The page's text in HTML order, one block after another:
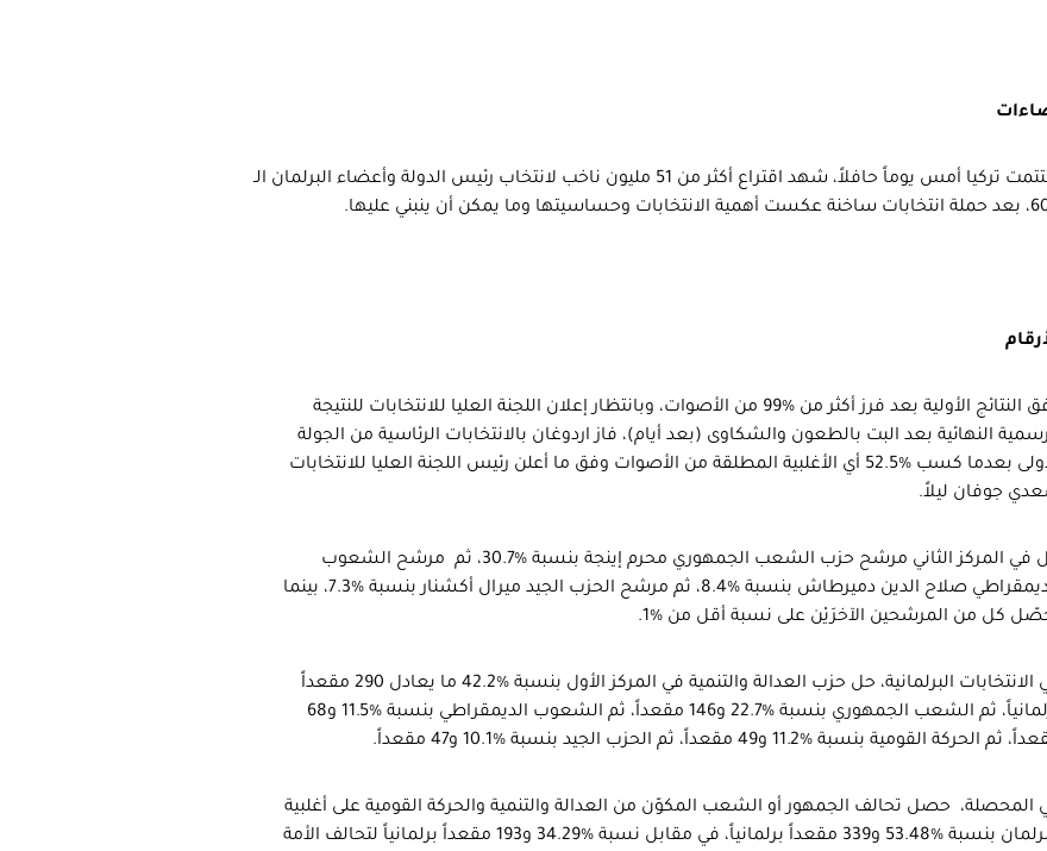
اختتمت تركيا أمس يوماً حافلاً، شهد اقتراع أكثر من 51 مليون ناخب لانتخاب رئيس الدولة وأعضاء البرلمان الـ
وحساسيتها وما يمكن أن ينبني عليها.
وفق النتائج الأولية بعد فرز أكثر من %99 من الأصوات، وبانتظار إعلان اللجنة العليا للانتخابات للنتيجة
النهائية بعد البت بالطعون والشكاوى (بعد أيام)، فاز اردوغان بالانتخابات الرئاسية من الجولة
الأولى بعدما كسب %52.5 أي الأغلبية المطلقة من الأصوات وفق ما أعلن رئيس اللجنة العليا للانتخابات
جوفان ليلاً.
حل في المركز الثاني مرشح حزب الشعب الجمهوري محرم إينجة بنسبة %30.7، ثم مرشح الشعوب
الديمقراطي صلاح الدين دميرطاش بنسبة %8.4، ثم مرشح الحزب الجيد ميرال أكشنار بنسبة %7.3، بينما
كل من المرشحين الآخرَيْن على نسبة أقل من %1.
في الانتخابات البرلمانية، حل حزب العدالة والتنمية في المركز الأول بنسبة %42.2 ما يعادل 290 مقعداً
برلمانياً، ثم الشعب الجمهوري بنسبة %22.7 و146 مقعداً، ثم الشعوب الديمقراطي بنسبة %11.5 و68
ثم الحركة القومية بنسبة %11.2 و49 مقعداً، ثم الحزب الجيد بنسبة %10.1 و47 مقعداً.
المحصلة، حصل تحالف الجمهور أو الشعب المكوّن من العدالة والتنمية والحركة القومية على أغلبية
البرلمان بنسبة %53.48 و339 مقعداً برلمانياً، في مقابل نسبة %34.29 و193 مقعداً برلمانياً لتحالف الأمة